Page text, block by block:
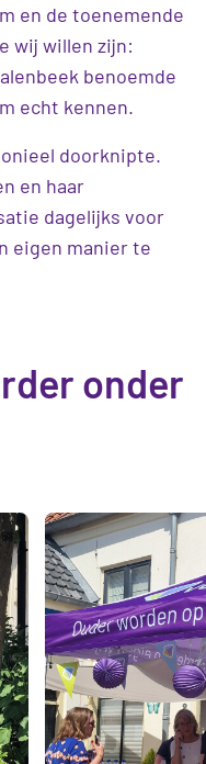
en de toenemende
wij willen zijn:
benoemde
echt kennen.
doorknipte.
en haar
dagelijks voor
eigen manier te
onder